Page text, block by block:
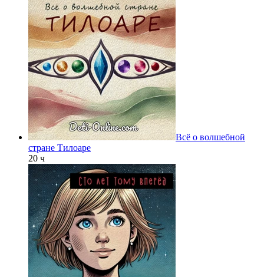
Всё о волшебной
стране Тилоаре
20 ч